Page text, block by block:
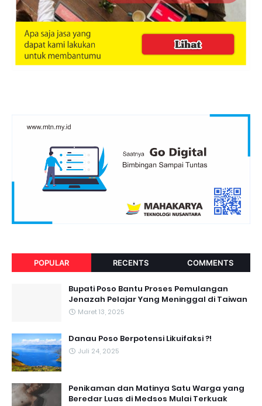
POPULAR RECENTS COMMENTS
Bupati Poso Bantu Proses Pemulangan
Jenazah Pelajar Yang Meninggal di Taiwan
Maret 13, 2025
Danau Poso Berpotensi Likuifaksi ?!
Juli 24, 2025
Penikaman dan Matinya Satu Warga yang
Beredar Luas di Medsos Mulai Terkuak